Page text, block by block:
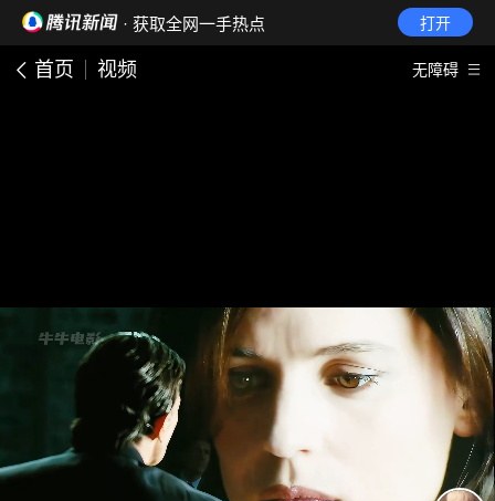
· 获取全网一手热点 打开
首页 视频 无障碍